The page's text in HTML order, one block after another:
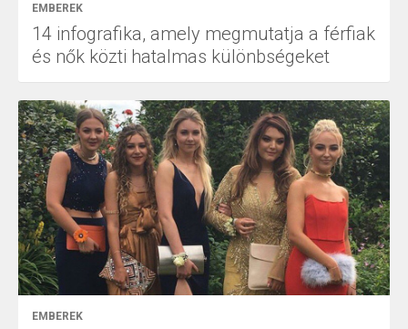
EMBEREK
14 infografika, amely megmutatja a férfiak
és nők közti hatalmas különbségeket
EMBEREK